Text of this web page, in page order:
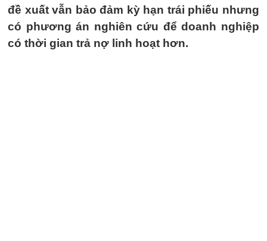
đề xuất vẫn bảo đảm kỳ hạn trái phiếu nhưng
có phương án nghiên cứu để doanh nghiệp
có thời gian trả nợ linh hoạt hơn.